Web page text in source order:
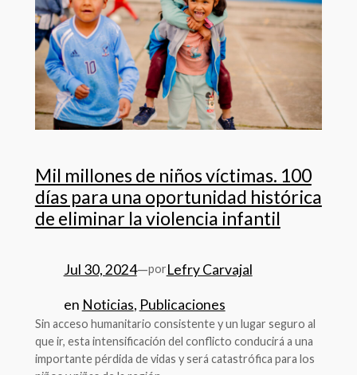
Mil millones de niños víctimas. 100
días para una oportunidad histórica
de eliminar la violencia infantil
Jul 30, 2024—porLefry Carvajal
en Noticias, Publicaciones
Sin acceso humanitario consistente y un lugar seguro al
que ir, esta intensificación del conflicto conducirá a una
importante pérdida de vidas y será catastrófica para los